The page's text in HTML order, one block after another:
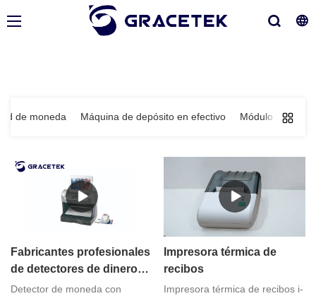
de moneda Máquina de depósito en efectivo Módulo y
Fabricantes profesionales
de detectores de dinero
falsificado
Detector de moneda con
Impresora térmica de
recibos
Impresora térmica de recibos i-